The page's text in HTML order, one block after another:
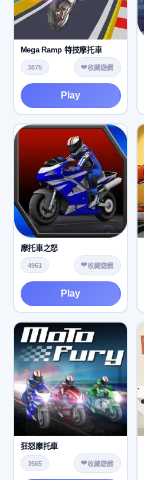
Mega Ramp 特技摩托車
3875 ❤️收藏遊戲
Play
摩托車之怒
4961 ❤️收藏遊戲
Play
狂怒摩托車
3565 ❤️收藏遊戲